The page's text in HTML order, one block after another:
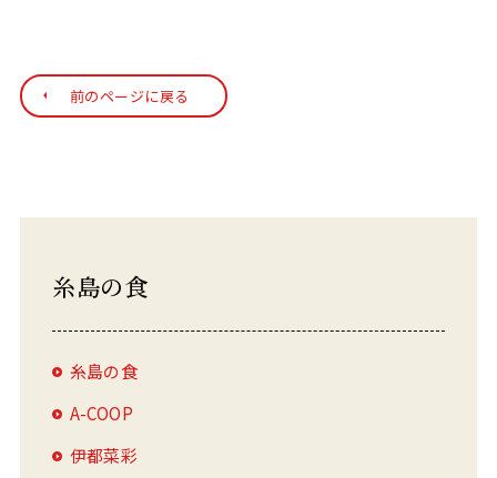
前のページに戻る
糸島の食
糸島の食
A-COOP
伊都菜彩